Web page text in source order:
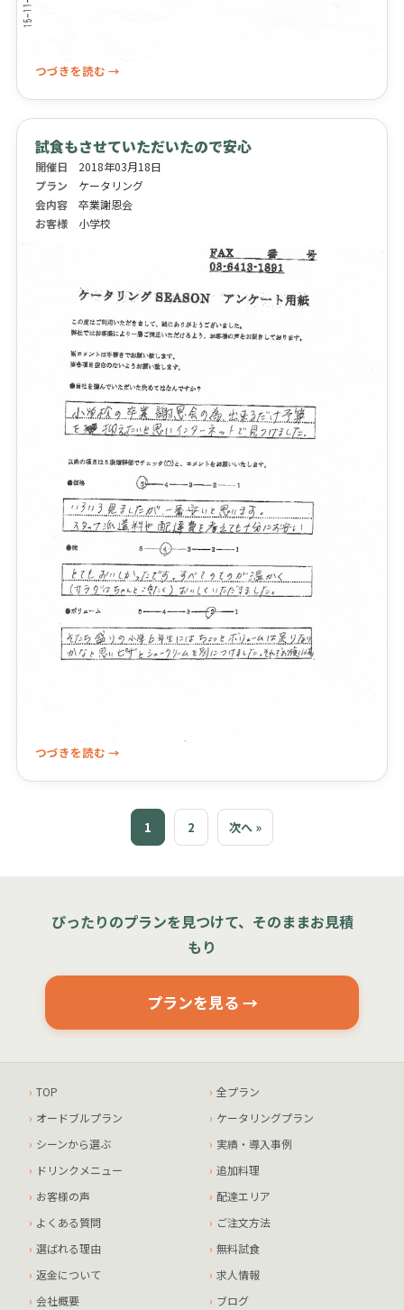
つづきを読む →
試食もさせていただいたので安心
開催日
2018年03月18日
プラン
ケータリング
会内容
卒業謝恩会
お客様
小学校
つづきを読む →
1 2 次へ »
ぴったりのプランを見つけて、そのままお見積
もり
プランを見る →
TOP
全プラン
オードブルプラン
ケータリングプラン
シーンから選ぶ
実績・導入事例
ドリンクメニュー
追加料理
お客様の声
配達エリア
よくある質問
ご注文方法
選ばれる理由
無料試食
返金について
求人情報
会社概要
ブログ